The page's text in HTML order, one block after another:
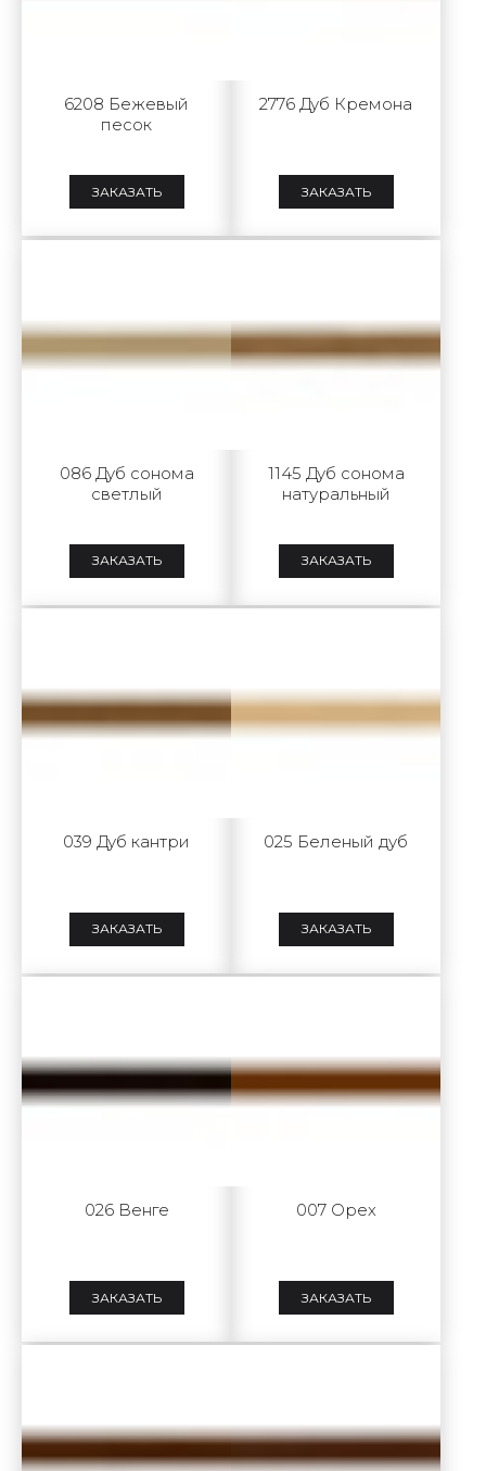
6208 Бежевый
песок
ЗАКАЗАТЬ
2776 Дуб Кремона
ЗАКАЗАТЬ
086 Дуб сонома
светлый
ЗАКАЗАТЬ
1145 Дуб сонома
натуральный
ЗАКАЗАТЬ
039 Дуб кантри
ЗАКАЗАТЬ
025 Беленый дуб
ЗАКАЗАТЬ
026 Венге
ЗАКАЗАТЬ
007 Орех
ЗАКАЗАТЬ